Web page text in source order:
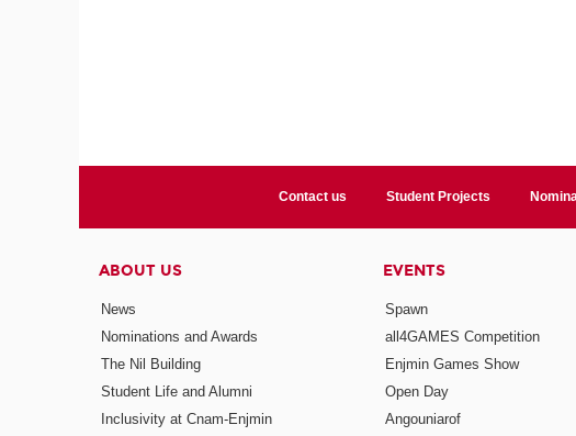
Contact us Student Projects
ABOUT US
News
Nominations and Awards
The Nil Building
Student Life and Alumni
Inclusivity at Cnam-Enjmin
EVENTS
Spawn
all4GAMES Competition
Enjmin Games Show
Open Day
Angouniarof